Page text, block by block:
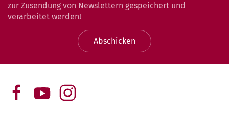
zur Zusendung von Newslettern gespeichert und
verarbeitet werden!
Abschicken